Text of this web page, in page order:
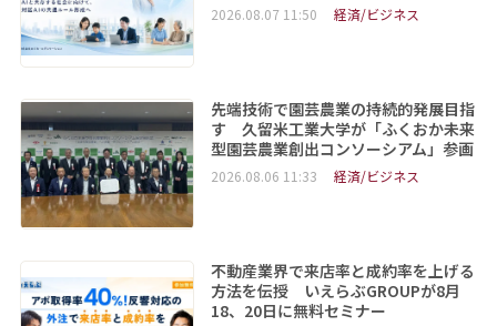
2026.08.07 11:50 経済/ビジネス
先端技術で園芸農業の持続的発展目指
す 久留米工業大学が「ふくおか未来
型園芸農業創出コンソーシアム」参画
2026.08.06 11:33 経済/ビジネス
不動産業界で来店率と成約率を上げる
方法を伝授 いえらぶGROUPが8月
18、20日に無料セミナー